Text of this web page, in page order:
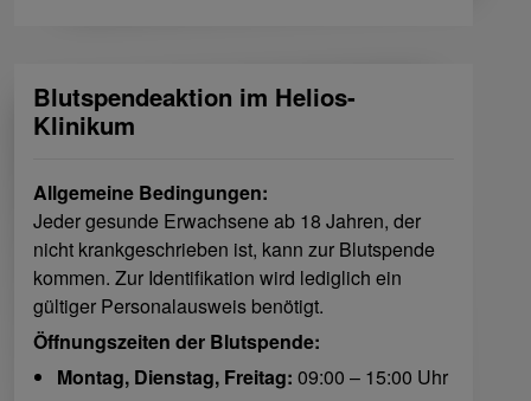
Blutspendeaktion im Helios-
Klinikum
Allgemeine Bedingungen:
Jeder gesunde Erwachsene ab 18 Jahren, der
nicht krankgeschrieben ist, kann zur Blutspende
kommen. Zur Identifikation wird lediglich ein
gültiger Personalausweis benötigt.
Öffnungszeiten der Blutspende:
Montag, Dienstag, Freitag: 09:00 – 15:00 Uhr